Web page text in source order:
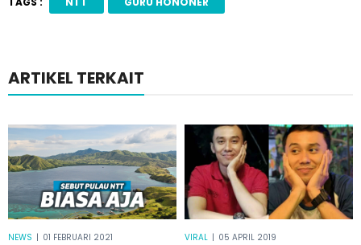
ARTIKEL TERKAIT
NEWS | 01 FEBRUARI 2021 VIRAL | 05 APRIL 2019